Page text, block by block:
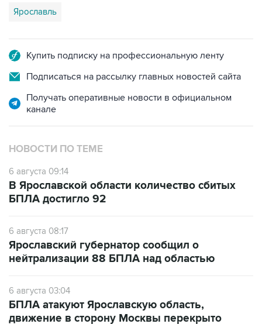
Ярославль
Купить подписку на профессиональную ленту
Подписаться на рассылку главных новостей сайта
Получать оперативные новости в официальном
канале
НОВОСТИ ПО ТЕМЕ
6 августа 09:14
В Ярославской области количество сбитых
БПЛА достигло 92
6 августа 08:17
Ярославский губернатор сообщил о
нейтрализации 88 БПЛА над областью
6 августа 03:04
БПЛА атакуют Ярославскую область,
движение в сторону Москвы перекрыто